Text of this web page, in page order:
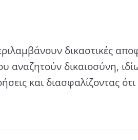
δικαστικές
αναζητούν δικαιοσύνη,
και διασφαλίζοντας